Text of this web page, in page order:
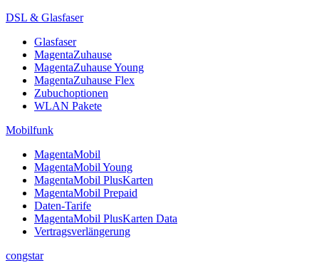
DSL & Glasfaser
Glasfaser
MagentaZuhause
MagentaZuhause Young
MagentaZuhause Flex
Zubuchoptionen
WLAN Pakete
Mobilfunk
MagentaMobil
MagentaMobil Young
MagentaMobil PlusKarten
MagentaMobil Prepaid
Daten-Tarife
MagentaMobil PlusKarten Data
Vertragsverlängerung
congstar